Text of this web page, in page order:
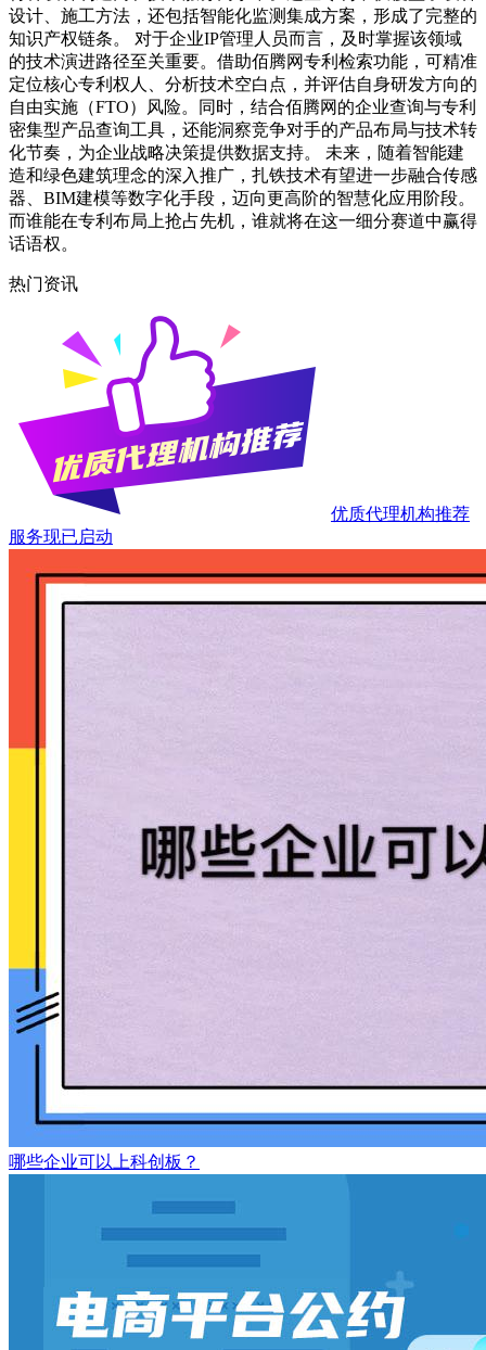
设计、施工方法，还包括智能化监测集成方案，形成了完整的
知识产权链条。 对于企业IP管理人员而言，及时掌握该领域
的技术演进路径至关重要。借助佰腾网专利检索功能，可精准
定位核心专利权人、分析技术空白点，并评估自身研发方向的
自由实施（FTO）风险。同时，结合佰腾网的企业查询与专利
密集型产品查询工具，还能洞察竞争对手的产品布局与技术转
化节奏，为企业战略决策提供数据支持。 未来，随着智能建
造和绿色建筑理念的深入推广，扎铁技术有望进一步融合传感
器、BIM建模等数字化手段，迈向更高阶的智慧化应用阶段。
而谁能在专利布局上抢占先机，谁就将在这一细分赛道中赢得
话语权。
热门资讯
优质代理机构推荐
服务现已启动
哪些企业可以上科创板？